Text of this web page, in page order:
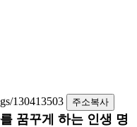
130413503
주소복사
꿈꾸게 하는 인생 명